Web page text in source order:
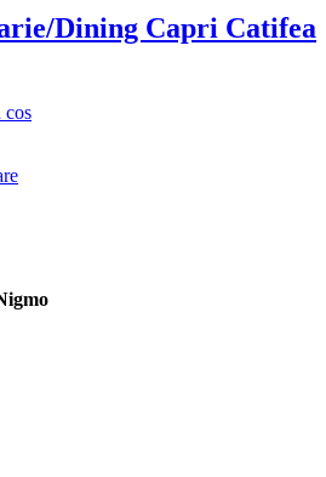
Dining Capri Catifea
cosAdauga